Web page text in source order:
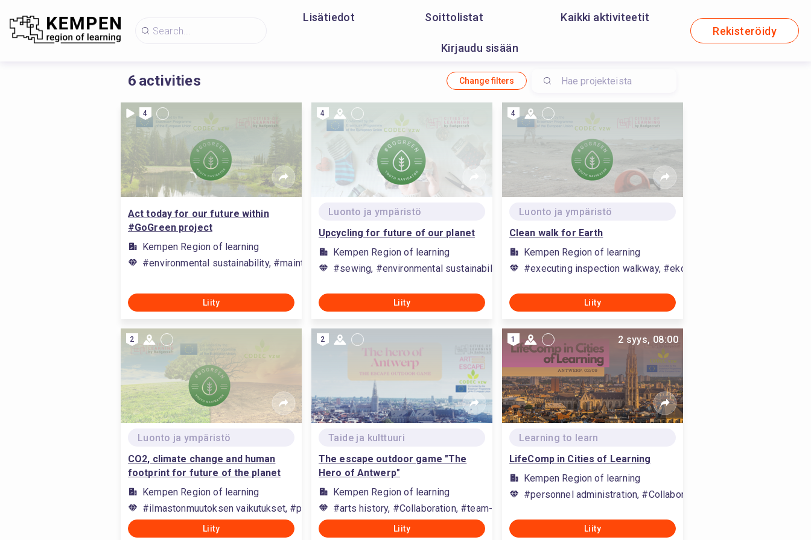
Lisätiedot Soittolistat Kaikki aktiviteetit
Kirjaudu sisään
Rekisteröidy
6 activities Change filters
4
Act today for our future within
#GoGreen project
Kempen Region of learning
#environmental sustainability, #maintain a recycling record, #sewing, #self-awareness, #wasted plastic processing, #performing carbonation
Liity
4
Luonto ja ympäristö
Upcycling for future of our planet
Kempen Region of learning
#sewing, #environmental sustainability, #ekologiset periaatteet
Liity
4
Luonto ja ympäristö
Clean walk for Earth
Kempen Region of learning
#executing inspection walkway, #ekologiset periaatteet,
Liity
2
Luonto ja ympäristö
CO2, climate change and human
footprint for future of the planet
Kempen Region of learning
#ilmastonmuutoksen vaikutukset, #performing carbonation processes, #self-awareness, #environmental sustainability
Liity
2
Taide ja kulttuuri
The escape outdoor game "The
Hero of Antwerp"
Kempen Region of learning
#arts history, #Collaboration, #team-working, #develop teambuilding, #varmistaa hätäpoistumistiet
Liity
1 2 syys, 08:00
Learning to learn
LifeComp in Cities of Learning
Kempen Region of learning
#personnel administration, #Collaboration, #oppimisteknologiat,
Liity